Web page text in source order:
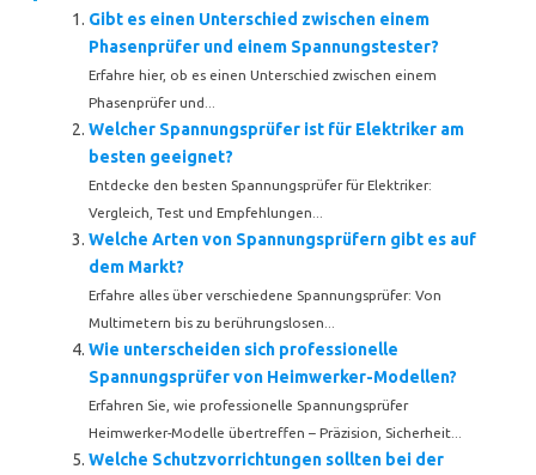
Gibt es einen Unterschied zwischen einem
Phasenprüfer und einem Spannungstester?
Erfahre hier, ob es einen Unterschied zwischen einem
Phasenprüfer und...
Welcher Spannungsprüfer ist für Elektriker am
besten geeignet?
Entdecke den besten Spannungsprüfer für Elektriker:
Vergleich, Test und Empfehlungen...
Welche Arten von Spannungsprüfern gibt es auf
dem Markt?
Erfahre alles über verschiedene Spannungsprüfer: Von
Multimetern bis zu berührungslosen...
Wie unterscheiden sich professionelle
Spannungsprüfer von Heimwerker-Modellen?
Erfahren Sie, wie professionelle Spannungsprüfer
Heimwerker-Modelle übertreffen – Präzision, Sicherheit...
Welche Schutzvorrichtungen sollten bei der